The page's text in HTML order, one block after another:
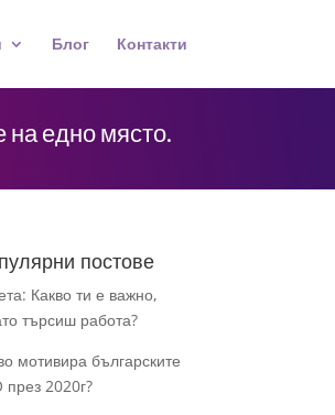
Блог Контакти
на едно място.
постове
Какво ти е важно,
търсиш работа?
мотивира българските
през 2020г?